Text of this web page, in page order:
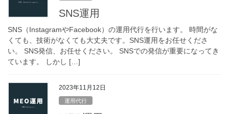
SNS運用
SNS（InstagramやFacebook）の運用代行を行います。 時間がな
くても、技術がなくても大丈夫です。SNS運用をお任せくださ
い。 SNS発信、お任せください。 SNSでの発信が重要になってき
ています。 しかし […]
2023年11月12日
運用代行